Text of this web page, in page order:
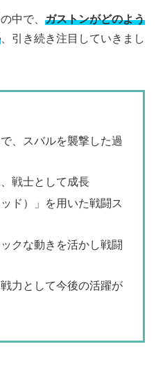
中で、 ガストンがどのよう
、引き続き注目していきまし
、スバルを襲撃した過
戦士として成長
ド）」を用いた戦闘ス
クな動きを活かし戦闘
力として今後の活躍が